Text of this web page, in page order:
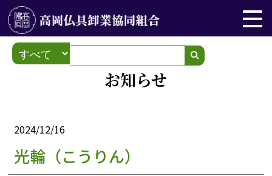
お知らせ
2024/12/16
光輪（こうりん）